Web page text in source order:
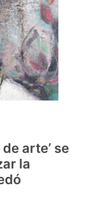
arte’ se
la